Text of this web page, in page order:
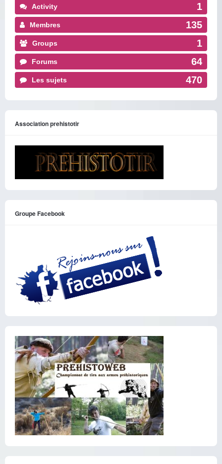
Activity 1
Membres 135
Groups 1
Forums 64
Les sujets 470
Association prehistotir
Groupe Facebook